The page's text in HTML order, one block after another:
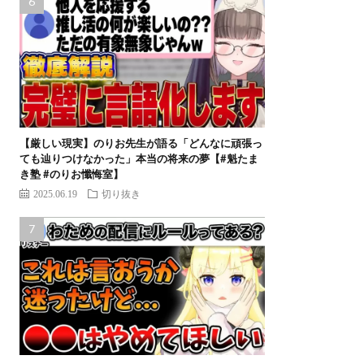
【厳しい現実】のりお先生が語る「どんなに頑張っ
ても辿りつけなかった」本当の将来の夢【#魁たま
き塾 #のりお懺悔室】
2025.06.19 切り抜き